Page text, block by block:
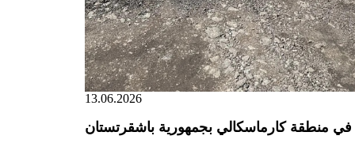
13.06.2026
في منطقة كارماسكالي بجمهورية باشقرتستان